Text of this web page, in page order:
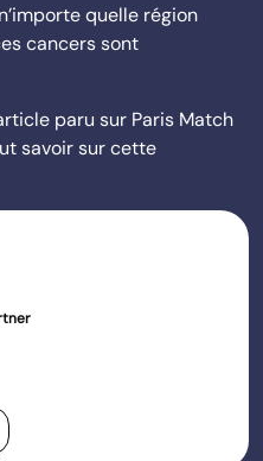
quelle région
cancers sont
paru sur Paris Match
savoir sur cette